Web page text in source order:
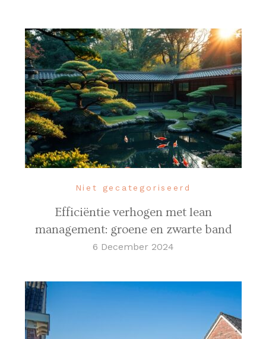
Niet gecategoriseerd
Efficiëntie verhogen met lean
management: groene en zwarte band
6 December 2024